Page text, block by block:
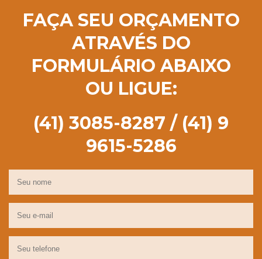
FAÇA SEU ORÇAMENTO
ATRAVÉS DO
FORMULÁRIO ABAIXO
OU LIGUE:
(41) 3085-8287 / (41) 9
9615-5286